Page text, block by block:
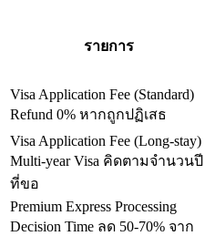
รายการ
Visa Application Fee (Standard)
Refund 0% หากถูกปฏิเสธ
Visa Application Fee (Long-stay)
Multi-year Visa คิดตามจำนวนปี
ที่ขอ
Premium Express Processing
Decision Time ลด 50-70% จาก